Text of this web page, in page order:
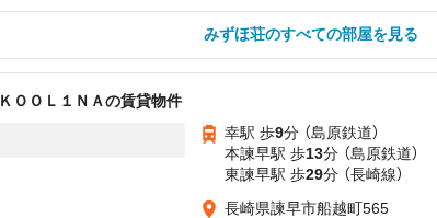
みずほ荘のすべての部屋を見る
ＫＯＯＬ１ＮＡの賃貸物件
幸駅 歩9分 （島原鉄道）
本諫早駅 歩13分 （島原鉄道）
東諫早駅 歩29分 （長崎線）
長崎県諫早市船越町565